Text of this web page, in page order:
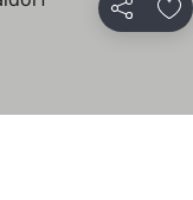
แชร์ เ